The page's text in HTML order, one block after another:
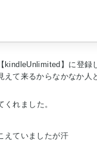
kindleUnlimited】に登録
て来るからなかなか人
れました。
えていましたが汗